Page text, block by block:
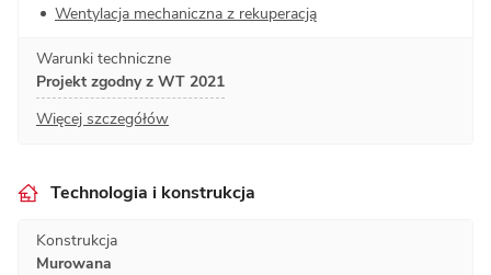
Wentylacja mechaniczna z rekuperacją
Warunki techniczne
Projekt zgodny z WT 2021
Więcej szczegółów
Technologia i konstrukcja
Konstrukcja
Murowana